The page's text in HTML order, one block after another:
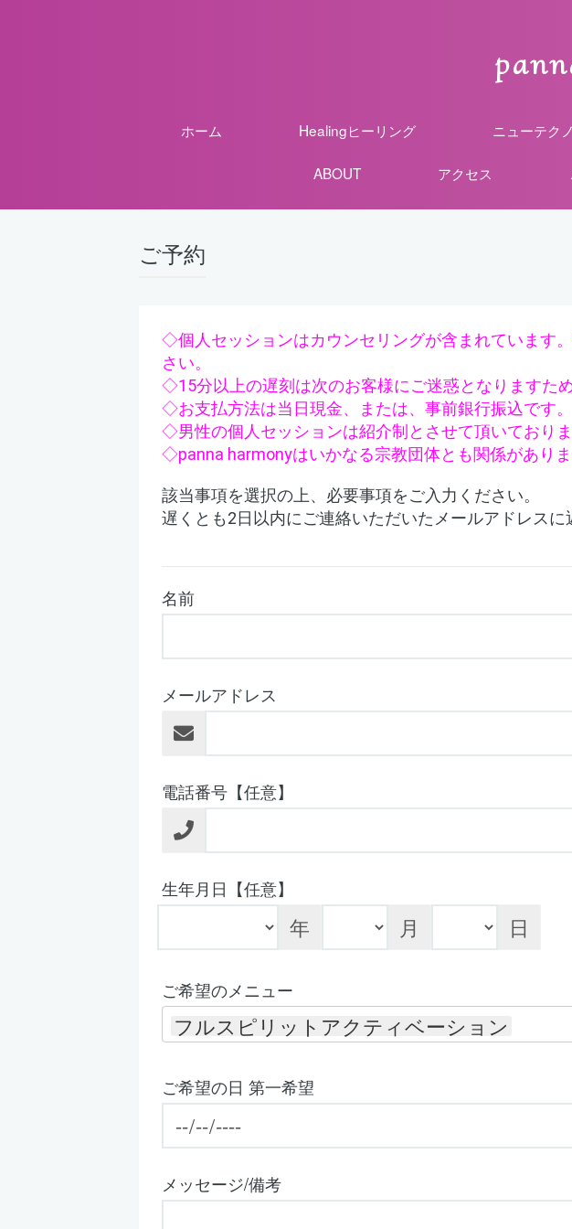
ホーム Healingヒーリング ニューテク
ABOUT アクセス
ご予約
◇個人セッションはカウンセリングが含まれています
さい。
◇15分以上の遅刻は次のお客様にご迷惑となりますた
◇お支払方法は当日現金、または、事前銀行振込です。
◇男性の個人セッションは紹介制とさせて頂いておりま
◇panna harmonyはいかなる宗教団体とも関係があり
該当事項を選択の上、必要事項をご入力ください。
遅くとも2日以内にご連絡いただいたメールアドレスに
名前
メールアドレス
電話番号【任意】
生年月日【任意】
年 月 日
ご希望のメニュー
フルスピリットアクティベーション
ご希望の日 第一希望
メッセージ/備考